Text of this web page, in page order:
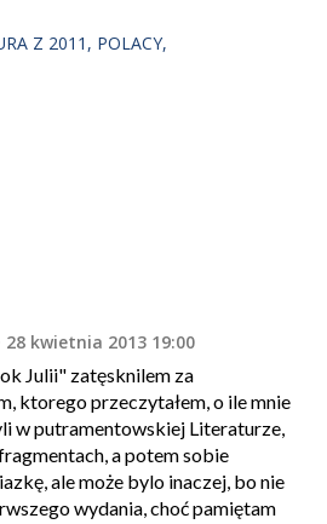
Z 2011
POLACY
28 kwietnia 2013 19:00
Julii" zatęsknilem za
ktorego przeczytałem, o ile mnie
w putramentowskiej Literaturze,
a potem sobie
ale może bylo inaczej, bo nie
wydania, choć pamiętam